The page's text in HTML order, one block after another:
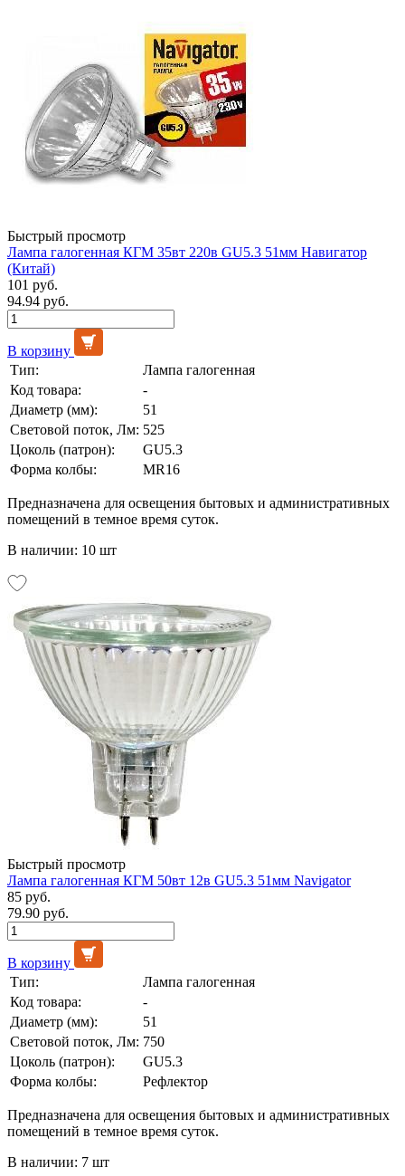
Быстрый просмотр
Лампа галогенная КГМ 35вт 220в GU5.3 51мм Навигатор
(Китай)
101 руб.
94.94 руб.
В корзину
Тип:
Лампа галогенная
Код товара:
-
Диаметр (мм):
51
Световой поток, Лм: 525
Цоколь (патрон):
GU5.3
Форма колбы:
MR16
Предназначена для освещения бытовых и административных
помещений в темное время суток.
В наличии: 10 шт
Быстрый просмотр
Лампа галогенная КГМ 50вт 12в GU5.3 51мм Navigator
85 руб.
79.90 руб.
В корзину
Тип:
Лампа галогенная
Код товара:
-
Диаметр (мм):
51
Световой поток, Лм: 750
Цоколь (патрон):
GU5.3
Форма колбы:
Рефлектор
Предназначена для освещения бытовых и административных
помещений в темное время суток.
В наличии: 7 шт